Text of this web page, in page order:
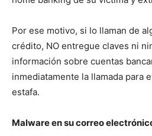
Por ese motivo, si lo llaman de
crédito, NO entregue claves ni
información sobre cuentas
inmediatamente la llamada para
estafa.
Malware en su correo